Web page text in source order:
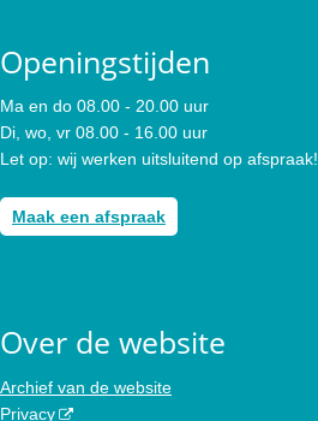
Openingstijden
Ma en do 08.00 - 20.00 uur
Di, wo, vr 08.00 - 16.00 uur
Let op: wij werken uitsluitend op afspraak!
Maak een afspraak
Over de website
Archief van de website
Privacy